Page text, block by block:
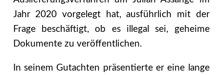
Jahr 2020 vorgelegt hat, ausführlich mit der
Frage beschäftigt, ob es illegal sei, geheime
Dokumente zu veröffentlichen.
In seinem Gutachten präsentierte er eine lange